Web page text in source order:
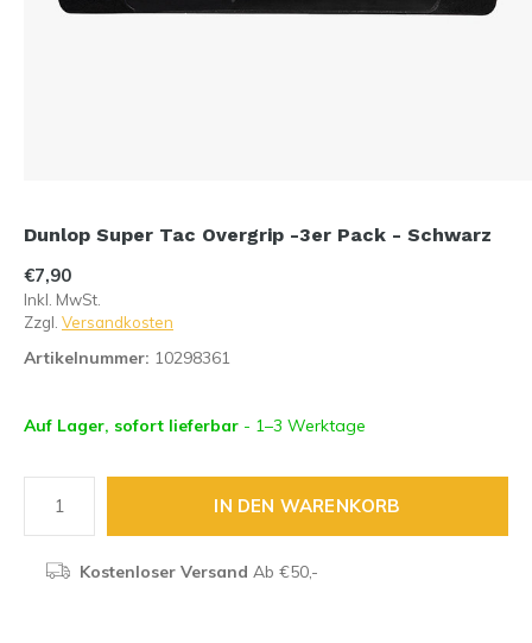
Dunlop Super Tac Overgrip -3er Pack - Schwarz
€7,90
Inkl. MwSt.
Zzgl. Versandkosten
Artikelnummer: 10298361
Auf Lager, sofort lieferbar - 1–3 Werktage
IN DEN WARENKORB
Kostenloser Versand Ab €50,-